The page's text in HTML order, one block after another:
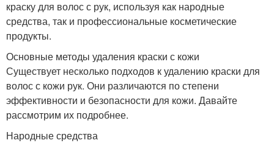
краску для волос с рук, используя как народные
средства, так и профессиональные косметические
продукты.
Основные методы удаления краски с кожи
Существует несколько подходов к удалению краски для
волос с кожи рук. Они различаются по степени
эффективности и безопасности для кожи. Давайте
рассмотрим их подробнее.
Народные средства